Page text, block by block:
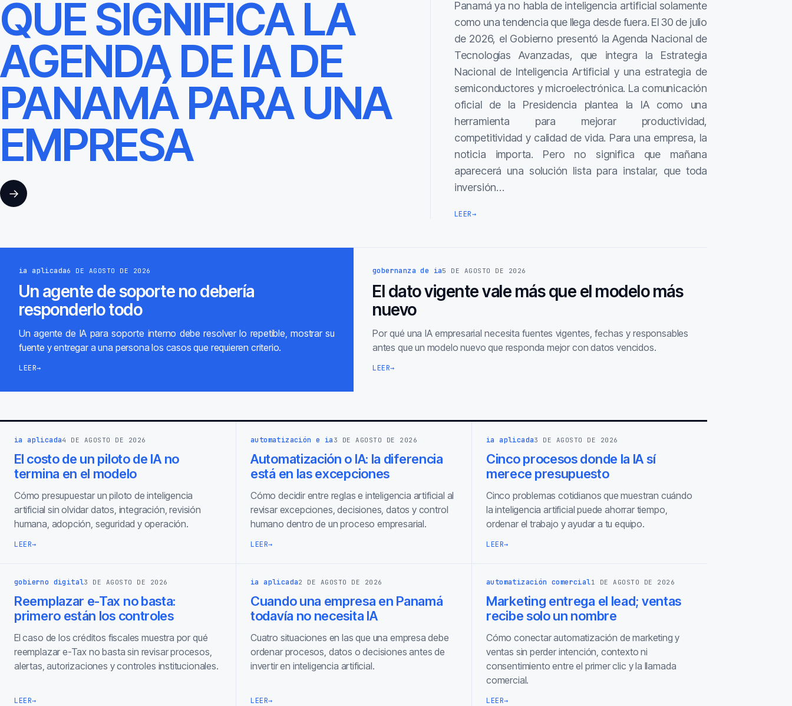
QUÉ SIGNIFICA LA
AGENDA DE IA DE
PANAMÁ PARA UNA
EMPRESA
→
Panamá ya no habla de inteligencia artificial solamente
como una tendencia que llega desde fuera. El 30 de julio
de 2026, el Gobierno presentó la Agenda Nacional de
Tecnologías Avanzadas, que integra la Estrategia
Nacional de Inteligencia Artificial y una estrategia de
semiconductores y microelectrónica. La comunicación
oficial de la Presidencia plantea la IA como una
herramienta para mejorar productividad,
competitividad y calidad de vida. Para una empresa, la
noticia importa. Pero no significa que mañana
aparecerá una solución lista para instalar, que toda
inversión…
LEER→
ia aplicada6 DE AGOSTO DE 2026
Un agente de soporte no debería
responderlo todo
Un agente de IA para soporte interno debe resolver lo repetible, mostrar su
fuente y entregar a una persona los casos que requieren criterio.
LEER→
gobernanza de ia5 DE AGOSTO DE 2026
El dato vigente vale más que el modelo más
nuevo
Por qué una IA empresarial necesita fuentes vigentes, fechas y responsables
antes que un modelo nuevo que responda mejor con datos vencidos.
LEER→
ia aplicada4 DE AGOSTO DE 2026
El costo de un piloto de IA no
termina en el modelo
Cómo presupuestar un piloto de inteligencia
artificial sin olvidar datos, integración, revisión
humana, adopción, seguridad y operación.
LEER→
automatización e ia 3 DE AGOSTO DE 2026
Automatización o IA: la diferencia
está en las excepciones
Cómo decidir entre reglas e inteligencia artificial al
revisar excepciones, decisiones, datos y control
humano dentro de un proceso empresarial.
LEER→
ia aplicada3 DE AGOSTO DE 2026
Cinco procesos donde la IA sí
merece presupuesto
Cinco problemas cotidianos que muestran cuándo
la inteligencia artificial puede ahorrar tiempo,
ordenar el trabajo y ayudar a tu equipo.
LEER→
gobierno digital3 DE AGOSTO DE 2026
Reemplazar e-Tax no basta:
primero están los controles
El caso de los créditos fiscales muestra por qué
reemplazar e-Tax no basta sin revisar procesos,
alertas, autorizaciones y controles institucionales.
LEER→
ia aplicada2 DE AGOSTO DE 2026
Cuando una empresa en Panamá
todavía no necesita IA
Cuatro situaciones en las que una empresa debe
ordenar procesos, datos o decisiones antes de
invertir en inteligencia artificial.
LEER→
automatización comercial1 DE AGOSTO DE 2026
Marketing entrega el lead; ventas
recibe solo un nombre
Cómo conectar automatización de marketing y
ventas sin perder intención, contexto ni
consentimiento entre el primer clic y la llamada
comercial.
LEER→